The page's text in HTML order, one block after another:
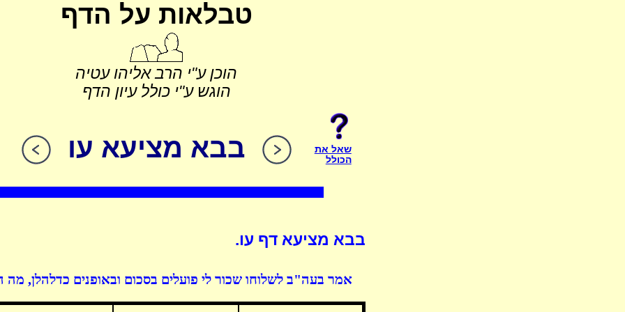
טבלאות על הדף
הוכן ע"י הרב אליהו עטיה
הוגש ע"י כולל עיון הדף
בבא מציעא עו
שאל את
הכולל
בבא מציעא דף עו.
אמר בעה"ב לשלוחו שכור לי פועלים בסכום ובאופנים כדלהלן, מה